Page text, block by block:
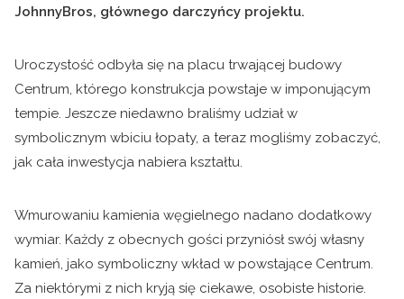
JohnnyBros, głównego darczyńcy projektu.
Uroczystość odbyła się na placu trwającej budowy
Centrum, którego konstrukcja powstaje w imponującym
tempie. Jeszcze niedawno braliśmy udział w
symbolicznym wbiciu łopaty, a teraz mogliśmy zobaczyć,
jak cała inwestycja nabiera kształtu.
Wmurowaniu kamienia węgielnego nadano dodatkowy
wymiar. Każdy z obecnych gości przyniósł swój własny
kamień, jako symboliczny wkład w powstające Centrum.
Za niektórymi z nich kryją się ciekawe, osobiste historie.